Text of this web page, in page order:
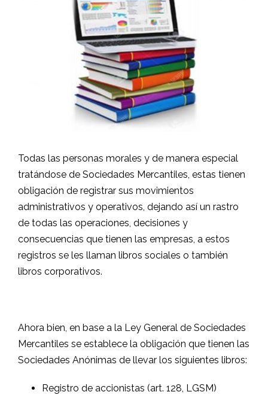
Todas las personas morales y de manera especial
tratándose de Sociedades Mercantiles, estas tienen
obligación de registrar sus movimientos
administrativos y operativos, dejando así un rastro
de todas las operaciones, decisiones y
consecuencias que tienen las empresas, a estos
registros se les llaman libros sociales o también
libros corporativos.
Ahora bien, en base a la Ley General de Sociedades
Mercantiles se establece la obligación que tienen las
Sociedades Anónimas de llevar los siguientes libros:
Registro de accionistas (art. 128, LGSM)